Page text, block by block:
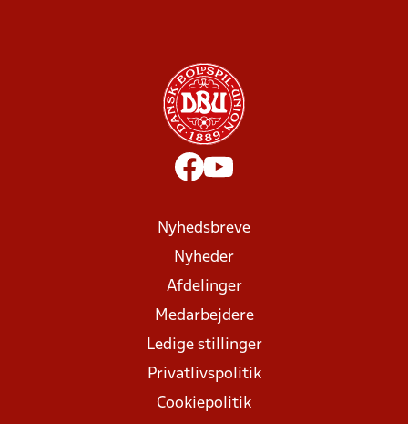
Nyhedsbreve
Nyheder
Afdelinger
Medarbejdere
Ledige stillinger
Privatlivspolitik
Cookiepolitik